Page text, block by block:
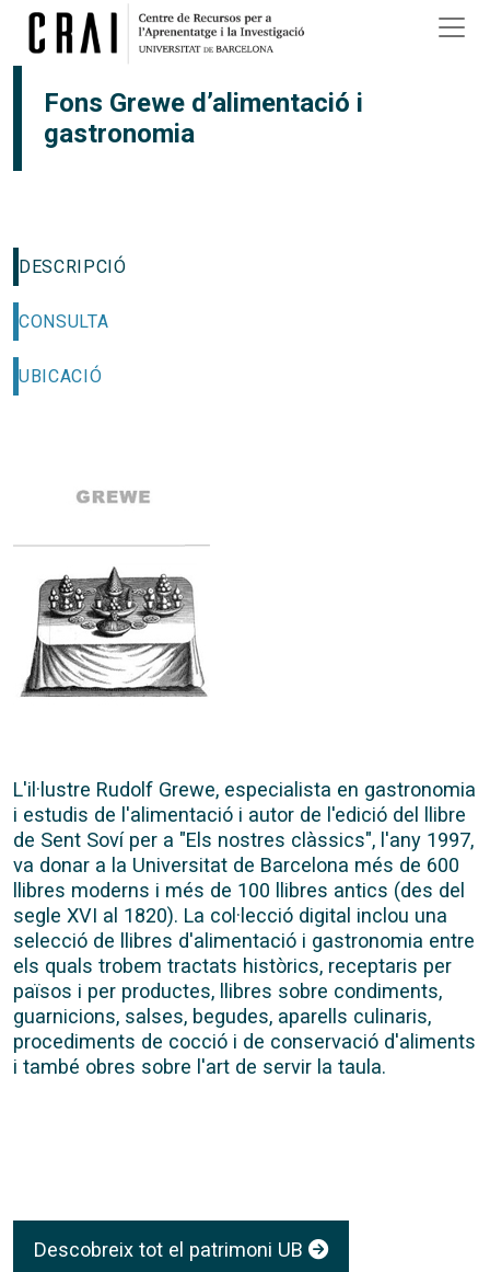
Vés al contingut
Fons Grewe d’alimentació i
gastronomia
DESCRIPCIÓ
CONSULTA
UBICACIÓ
L'il·lustre Rudolf Grewe, especialista en gastronomia
i estudis de l'alimentació i autor de l'edició del llibre
de Sent Soví per a "Els nostres clàssics", l'any 1997,
va donar a la Universitat de Barcelona més de 600
llibres moderns i més de 100 llibres antics (des del
segle XVI al 1820). La col·lecció digital inclou una
selecció de llibres d'alimentació i gastronomia entre
els quals trobem tractats històrics, receptaris per
països i per productes, llibres sobre condiments,
guarnicions, salses, begudes, aparells culinaris,
procediments de cocció i de conservació d'aliments
i també obres sobre l'art de servir la taula.
Descobreix tot el patrimoni UB